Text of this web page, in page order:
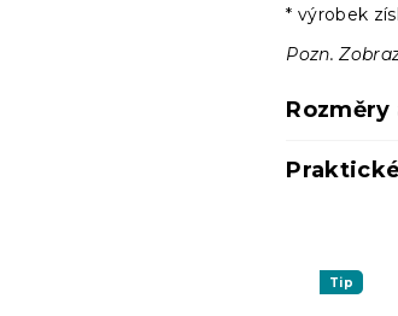
* výrobek
Pozn.
Rozměry
Tip